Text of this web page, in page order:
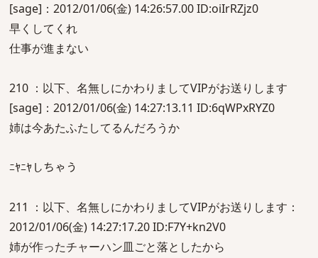
[sage]：2012/01/06(金) 14:26:57.00 ID:oiIrRZjz0
早くしてくれ
仕事が進まない
210 ：以下、名無しにかわりましてVIPがお送りします
[sage]：2012/01/06(金) 14:27:13.11 ID:6qWPxRYZ0
姉は今あたふたしてるんだろうか
ﾆﾔﾆﾔしちゃう
211 ：以下、名無しにかわりましてVIPがお送りします：
2012/01/06(金) 14:27:17.20 ID:F7Y+kn2V0
姉が作ったチャーハン皿ごと落としたから